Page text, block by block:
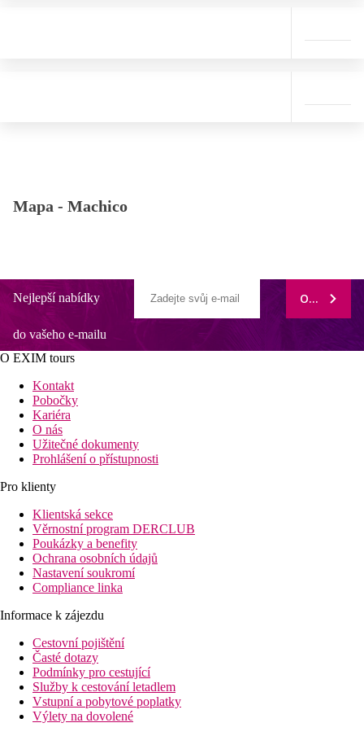
Mapa - Machico
Nejlepší nabídky
do vašeho e-mailu
ODEBÍRAT
O EXIM tours
Kontakt
Pobočky
Kariéra
O nás
Užitečné dokumenty
Prohlášení o přístupnosti
Pro klienty
Klientská sekce
Věrnostní program DERCLUB
Poukázky a benefity
Ochrana osobních údajů
Nastavení soukromí
Compliance linka
Informace k zájezdu
Cestovní pojištění
Časté dotazy
Podmínky pro cestující
Služby k cestování letadlem
Vstupní a pobytové poplatky
Výlety na dovolené